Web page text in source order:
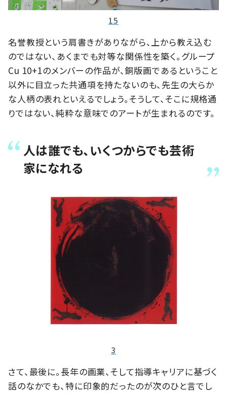
15
名誉教授という肩書きがありながら、上から教え込む
のではない、あくまでも対等な関係性を築く。グループ
Cu 10+1のメンバーの作品が、銅版画であるということ
以外に目立った共通項を持たないのも、先生の大らか
な人柄の表れといえるでしょう。そうして、そこに規格通
りではない、純粋な意味でのアートが生まれるのです。
人は誰でも、いくつからでも芸術
家になれる
3
さて、最後に。長年の画業、そして指導キャリアに基づく
話のなかでも、特に印象的だったのが次のひと言でし